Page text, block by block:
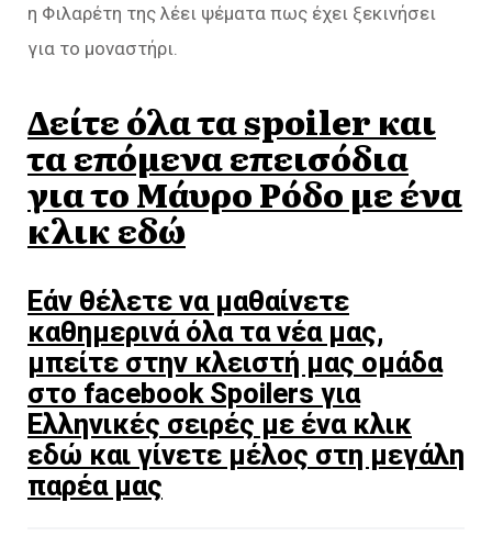
η Φιλαρέτη της λέει ψέματα πως έχει ξεκινήσει
για το μοναστήρι.
Δείτε όλα τα spoiler και
τα επόμενα επεισόδια
για το Mάυρο Ρόδο με ένα
κλικ εδώ
Εάν θέλετε να μαθαίνετε
καθημερινά όλα τα νέα μας,
μπείτε στην κλειστή μας ομάδα
στο facebook Spoilers για
Ελληνικές σειρές με ένα κλικ
εδώ και γίνετε μέλος στη μεγάλη
παρέα μας